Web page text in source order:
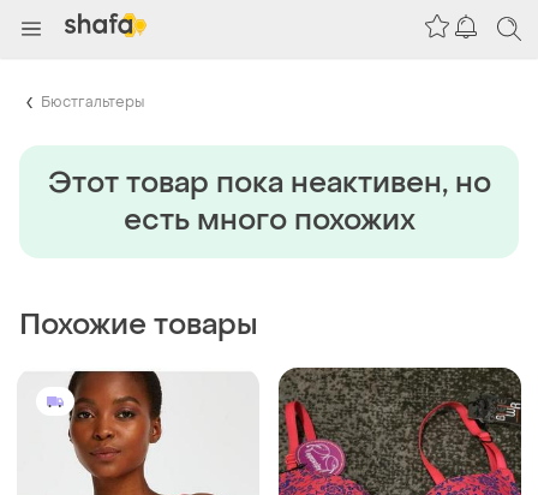
Бюстгальтеры
Этот товар пока неактивен, но
есть много похожих
Похожие товары